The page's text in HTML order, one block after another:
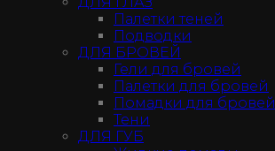
Палетки теней
Подводки
ДЛЯ БРОВЕЙ
Гели для бровей
Палетки для бровей
Помадки для бровей
Тени
ДЛЯ ГУБ